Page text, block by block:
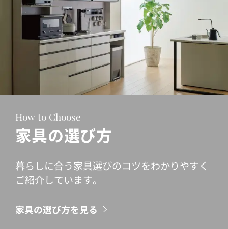
How to Choose
家具の選び方
暮らしに合う家具選びのコツをわかりやすく
ご紹介しています。
家具の選び方を見る